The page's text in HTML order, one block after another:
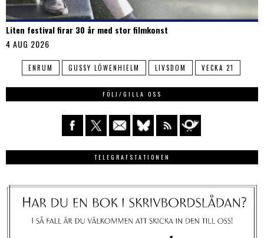
Liten festival firar 30 år med stor filmkonst
4 AUG 2026
ENRUM GUSSY LÖWENHIELM LIVSDOM VECKA 21
FÖLJ/GILLA OSS
TELEGRAFSTATIONEN